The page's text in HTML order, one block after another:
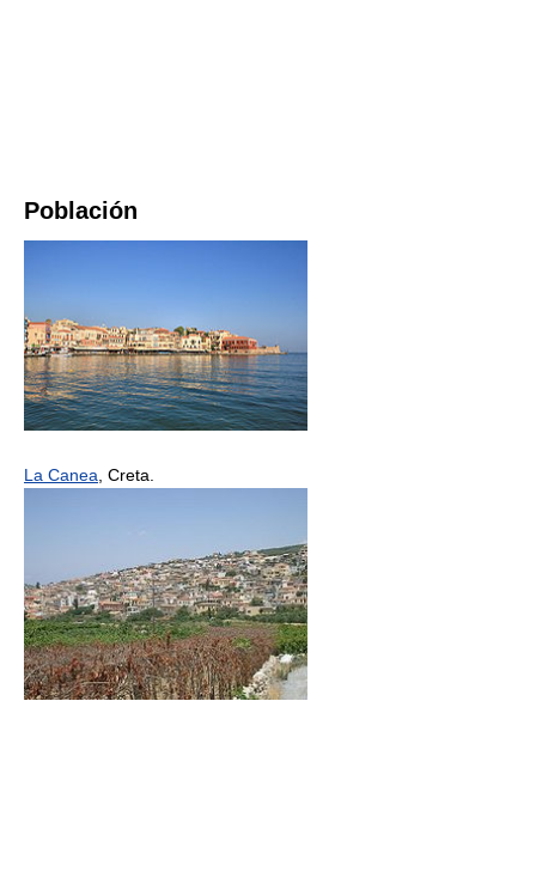
Población
La Canea , Creta.